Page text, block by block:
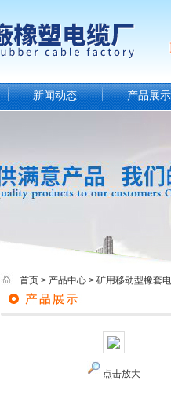
新闻动态 产品展示
首页 > 产品中心 > 矿用移动型橡套
点击放大